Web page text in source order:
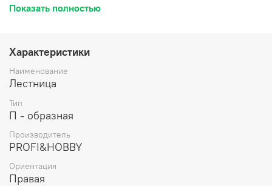
пространством. Лестница имеет поворот на 180? и
Показать полностью
Характеристики
Наименование
Лестница
Тип
П - образная
Производитель
PROFI&HOBBY
Ориентация
Правая